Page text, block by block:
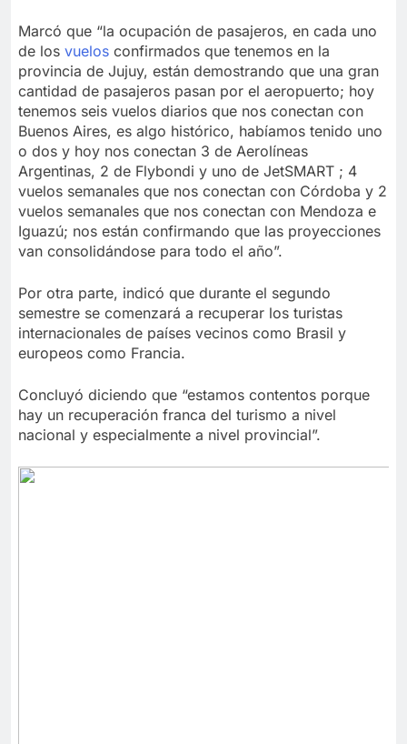
Marcó que “la ocupación de pasajeros, en cada uno
de los vuelos confirmados que tenemos en la
provincia de Jujuy, están demostrando que una gran
cantidad de pasajeros pasan por el aeropuerto; hoy
tenemos seis vuelos diarios que nos conectan con
Buenos Aires, es algo histórico, habíamos tenido uno
o dos y hoy nos conectan 3 de Aerolíneas
Argentinas, 2 de Flybondi y uno de JetSMART ; 4
vuelos semanales que nos conectan con Córdoba y 2
vuelos semanales que nos conectan con Mendoza e
Iguazú; nos están confirmando que las proyecciones
van consolidándose para todo el año”.
Por otra parte, indicó que durante el segundo
semestre se comenzará a recuperar los turistas
internacionales de países vecinos como Brasil y
europeos como Francia.
Concluyó diciendo que “estamos contentos porque
hay un recuperación franca del turismo a nivel
nacional y especialmente a nivel provincial”.